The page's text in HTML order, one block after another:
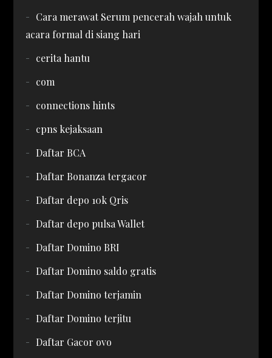
Cara merawat Serum pencerah wajah untuk
acara formal di siang hari
cerita hantu
com
connections hints
cpns kejaksaan
Daftar BCA
Daftar Bonanza tergacor
Daftar depo 10k Qris
Daftar depo pulsa Wallet
Daftar Domino BRI
Daftar Domino saldo gratis
Daftar Domino terjamin
Daftar Domino terjitu
Daftar Gacor ovo